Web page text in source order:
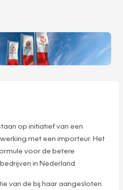
op initiatief van een
met een importeur. Het
voor de betere
in Nederland.
van de bij haar aangesloten